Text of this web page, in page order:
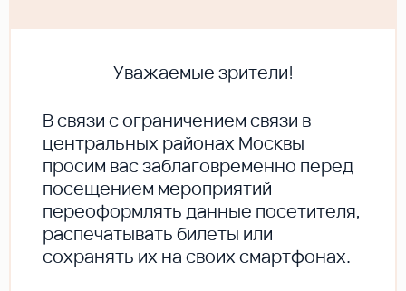
Уважаемые зрители!
В cвязи с ограничением связи в
центральных районах Москвы
просим вас заблаговременно перед
посещением мероприятий
переоформлять данные посетителя,
распечатывать билеты или
сохранять их на своих смартфонах.